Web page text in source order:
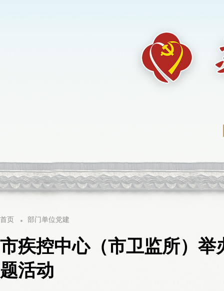
首页 部门单位党建
市疾控中心（市卫监所）举
题活动